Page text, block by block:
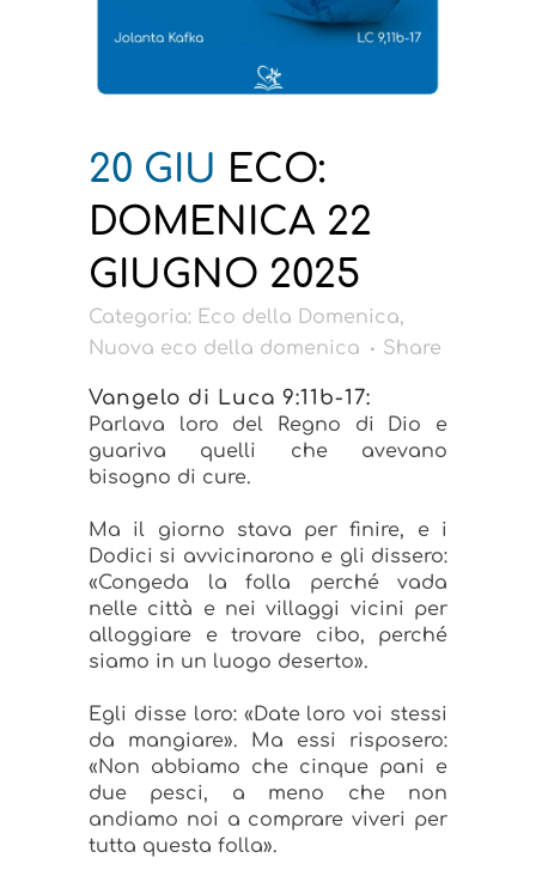
20 GIU ECO:
DOMENICA 22
GIUGNO 2025
Categoria: Eco della Domenica,
Nuova eco della domenica
Share
Vangelo di Luca 9:11b-17:
Parlava loro del Regno di Dio e
guariva quelli che avevano
bisogno di cure.
Ma il giorno stava per finire, e i
Dodici si avvicinarono e gli dissero:
«Congeda la folla perché vada
nelle città e nei villaggi vicini per
alloggiare e trovare cibo, perché
siamo in un luogo deserto».
Egli disse loro: «Date loro voi stessi
da mangiare». Ma essi risposero:
«Non abbiamo che cinque pani e
due pesci, a meno che non
andiamo noi a comprare viveri per
tutta questa folla».